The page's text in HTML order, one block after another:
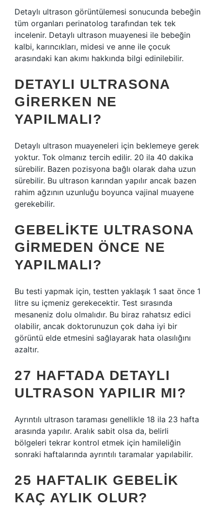
Detaylı ultrason görüntülemesi sonucunda bebeğin
tüm organları perinatolog tarafından tek tek
incelenir. Detaylı ultrason muayenesi ile bebeğin
kalbi, karıncıkları, midesi ve anne ile çocuk
arasındaki kan akımı hakkında bilgi edinilebilir.
DETAYLI ULTRASONA
GIRERKEN NE
YAPILMALI?
Detaylı ultrason muayeneleri için beklemeye gerek
yoktur. Tok olmanız tercih edilir. 20 ila 40 dakika
sürebilir. Bazen pozisyona bağlı olarak daha uzun
sürebilir. Bu ultrason karından yapılır ancak bazen
rahim ağzının uzunluğu boyunca vajinal muayene
gerekebilir.
GEBELIKTE ULTRASONA
GIRMEDEN ÖNCE NE
YAPILMALI?
Bu testi yapmak için, testten yaklaşık 1 saat önce 1
litre su içmeniz gerekecektir. Test sırasında
mesaneniz dolu olmalıdır. Bu biraz rahatsız edici
olabilir, ancak doktorunuzun çok daha iyi bir
görüntü elde etmesini sağlayarak hata olasılığını
azaltır.
27 HAFTADA DETAYLI
ULTRASON YAPILIR MI?
Ayrıntılı ultrason taraması genellikle 18 ila 23 hafta
arasında yapılır. Aralık sabit olsa da, belirli
bölgeleri tekrar kontrol etmek için hamileliğin
sonraki haftalarında ayrıntılı taramalar yapılabilir.
25 HAFTALIK GEBELIK
KAÇ AYLIK OLUR?